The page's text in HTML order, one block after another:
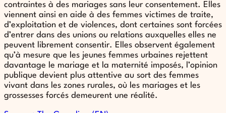
contraintes à des mariages sans leur consentement. Elles
viennent ainsi en aide à des femmes victimes de traite,
d’exploitation et de violences, dont certaines sont forcées
d’entrer dans des unions ou relations auxquelles elles ne
peuvent librement consentir. Elles observent également
qu’à mesure que les jeunes femmes urbaines rejettent
davantage le mariage et la maternité imposés, l’opinion
publique devient plus attentive au sort des femmes
vivant dans les zones rurales, où les mariages et les
grossesses forcés demeurent une réalité.